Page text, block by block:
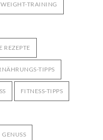
TRAINING
REZEPTE
TIPPS
FITNESS-TIPPS
GENUSS